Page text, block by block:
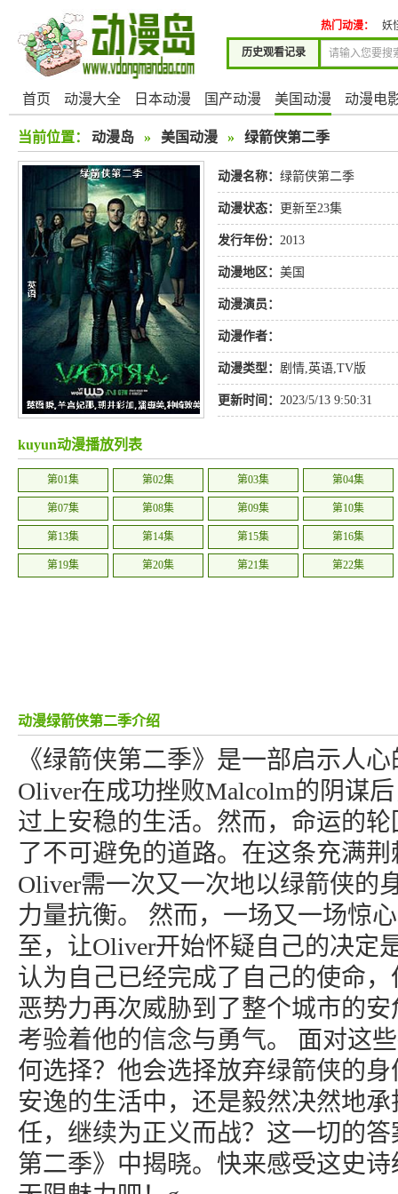
历史观看记录
热门动漫： 妖
首页 动漫大全 日本动漫 国产动漫 美国动漫 动漫电
当前位置： 动漫岛 » 美国动漫 » 绿箭侠第二季
动漫名称： 绿箭侠第二季
动漫状态： 更新至23集
发行年份： 2013
动漫地区： 美国
动漫演员：
动漫作者：
动漫类型： 剧情,英语,TV版
更新时间： 2023/5/13 9:50:31
kuyun动漫播放列表
第01集 第02集 第03集 第04集
第07集 第08集 第09集 第10集
第13集 第14集 第15集 第16集
第19集 第20集 第21集 第22集
动漫绿箭侠第二季介绍
《绿箭侠第二季》是一部启示人
Oliver在成功挫败Malcolm的阴谋
过上安稳的生活。然而，命运的
了不可避免的道路。在这条充满
Oliver需一次又一次地以绿箭侠的
力量抗衡。 然而，一场又一场惊
至，让Oliver开始怀疑自己的决定
认为自己已经完成了自己的使命
恶势力再次威胁到了整个城市的
考验着他的信念与勇气。 面对这
何选择？他会选择放弃绿箭侠的
安逸的生活中，还是毅然决然地
任，继续为正义而战？这一切的
第二季》中揭晓。快来感受这史